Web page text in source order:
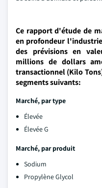
Ce rapport d'étude de
en profondeur
des prévisions en
millions de dollars
transactionnel (Kilo
segments suivants:
Marché, par type
Élevée
Élevée G
Marché, par produit
Sodium
Propylène Glycol